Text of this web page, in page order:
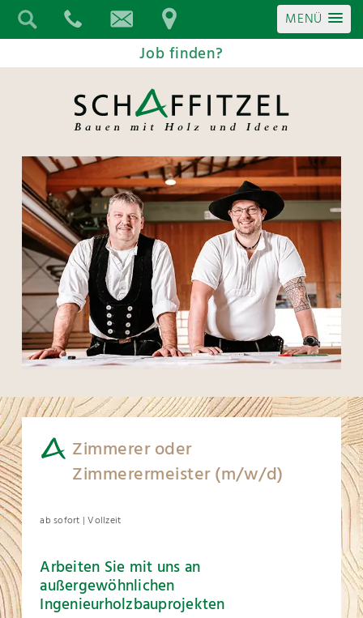
MENÜ
Job finden?
Zimmerer oder
Zimmerermeister (m/w/d)
ab sofort | Vollzeit
Arbeiten Sie mit uns an
außergewöhnlichen
Ingenieurholzbauprojekten